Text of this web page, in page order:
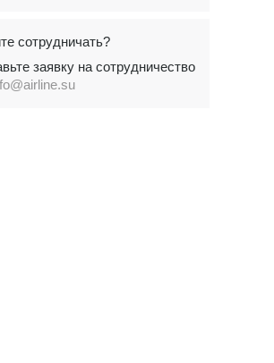
сотрудничать?
заявку на сотрудничество